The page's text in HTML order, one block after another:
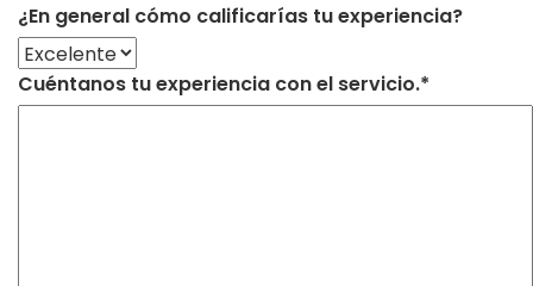
¿En general cómo calificarías tu experiencia?
Cuéntanos tu experiencia con el servicio.*